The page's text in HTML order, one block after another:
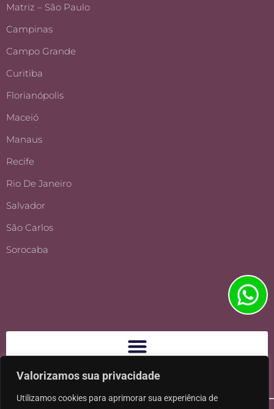
Valorizamos sua privacidade
Utilizamos cookies para aprimorar sua experiência de
Matriz – São Paulo
Campinas
Campo Grande
Curitiba
Florianópolis
Maceió
Manaus
Recife
Rio De Janeiro
Salvador
São Carlos
Sorocaba